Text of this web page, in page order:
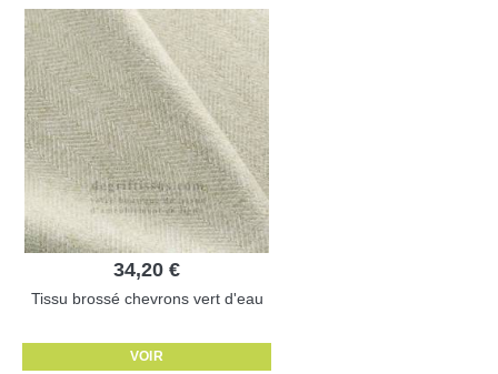
34,20 €
Tissu brossé chevrons vert d'eau
VOIR